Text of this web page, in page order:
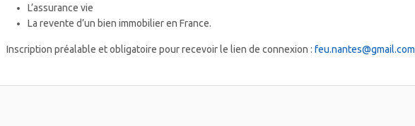
L’assurance vie
La revente d’un bien immobilier en France.
Inscription préalable et obligatoire pour recevoir le lien de connexion :feu.nantes@gmail.com